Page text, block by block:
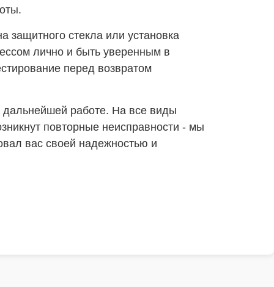
защитного стекла или установка
лично и быть уверенным в
перед возвратом
дальнейшей работе. На все виды
повторные неисправности - мы
вас своей надежностью и